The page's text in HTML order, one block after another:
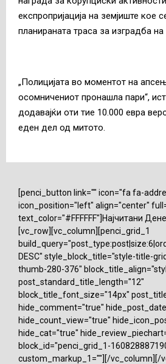
експропријација на земјиште кое
планираната траса за изградба на
„Полицијата во моментот на
осомничениот пронашла пари“,
додавајќи оти тие 10.000 евра
еден дел од митото.
[penci_button link="" icon="fa fa-
icon_position="left" align="center"
text_color="#FFFFFF"]Најчитани
[vc_row][vc_column][penci_grid_1
DESC" style_block_title="style-title-
thumb-280-376"
post_standard_title_length="12"
block_title_font_size="14px"
hide_comment="true"
hide_count_view="true"
hide_cat="true"
block_id="penci_grid_1-
custom_markup_1=""][/vc_column][/